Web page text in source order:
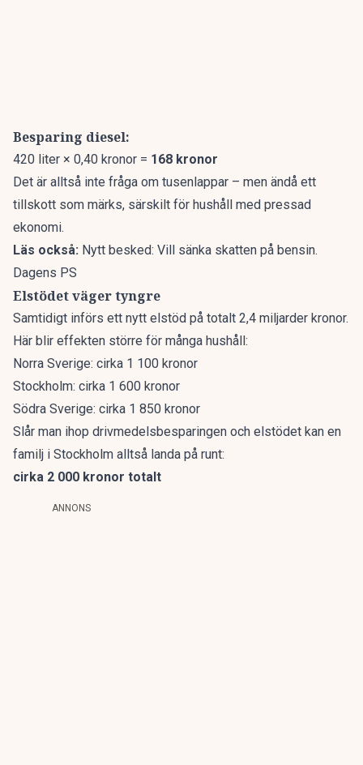
Besparing diesel:
420 liter × 0,40 kronor = 168 kronor
Det är alltså inte fråga om tusenlappar – men ändå ett
tillskott som märks, särskilt för hushåll med pressad
ekonomi.
Läs också: Nytt besked: Vill sänka skatten på bensin.
Dagens PS
Elstödet väger tyngre
Samtidigt införs ett nytt elstöd på totalt 2,4 miljarder kronor.
Här blir effekten större för många hushåll:
Norra Sverige: cirka 1 100 kronor
Stockholm: cirka 1 600 kronor
Södra Sverige: cirka 1 850 kronor
Slår man ihop drivmedelsbesparingen och elstödet kan en
familj i Stockholm alltså landa på runt:
cirka 2 000 kronor totalt
ANNONS